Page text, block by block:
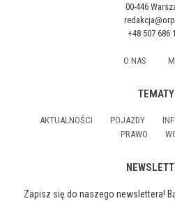
00-446
+48 507 686
O NAS
TEMATY
AKTUALNOŚCI POJAZDY
PRAWO
Zapisz się do naszego newslettera!